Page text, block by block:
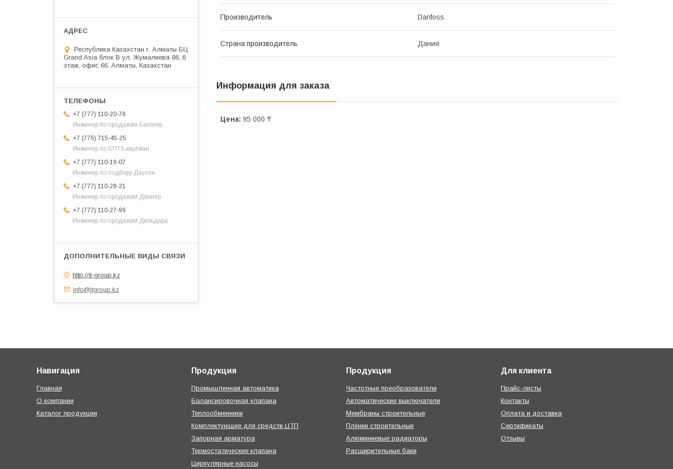
Производитель Danfoss
Страна производитель Дания
Информация для заказа
Цена: 95 000 ₸
Республика Казахстан г. Алматы БЦ
Grand Asia блок B ул. Жумалиева 86, 6
этаж, офис 66, Алматы, Казахстан
+7 (777) 110-20-78
Инженер по продажам Бахтияр
+7 (775) 715-45-25
Инженер по БТП Бакытжан
+7 (777) 110-19-07
Инженер по подбору Даулен
+7 (777) 110-28-21
Инженер по продажам Данияр
+7 (777) 110-27-99
Инженер по продажам Дильдара
http://jt-group.kz
info@jtgroup.kz
Навигация
Главная
О компании
Каталог продукции
Продукция
Промышленная автоматика
Балансировочная клапана
Теплообменники
Комплектующие для средств ЦТП
Запорная арматура
Термостатические клапана
Циркулярные насосы
Продукция
Частотные преобразователи
Автоматические выключатели
Мембраны строительные
Плёнки строительные
Алюминиевые радиаторы
Расширительные баки
Для клиента
Прайс-листы
Контакты
Оплата и доставка
Сертификаты
Отзывы